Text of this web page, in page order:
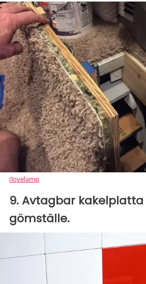
Ilovelamp
9. Avtagbar
gömställe.